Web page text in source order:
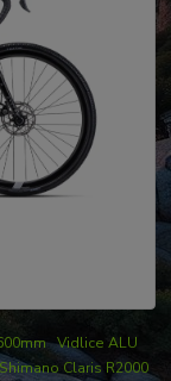
Vidlice ALU
Claris R2000